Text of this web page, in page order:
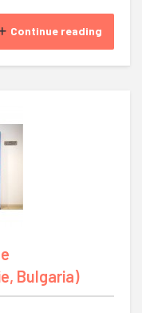
Continue reading
Bulgaria)